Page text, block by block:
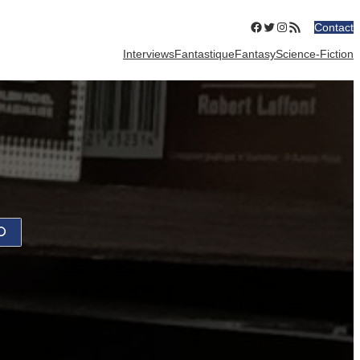
Facebook
Twitter
Instagram
Flux RSSContact
InterviewsFantastiqueFantasyScience-Fiction